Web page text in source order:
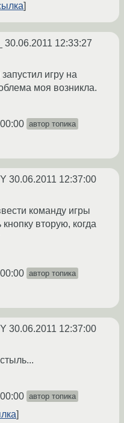
30.06.2011 12:33:27
игру на
моя возникла.
автор топика
30.06.2011 12:37:00
команду игры
вторую, когда
автор топика
30.06.2011 12:37:00
автор топика